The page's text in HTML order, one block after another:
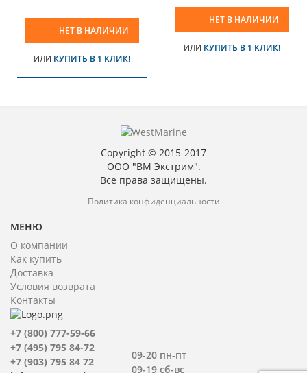
НЕТ В НАЛИЧИИ
ИЛИ КУПИТЬ В 1 КЛИК!
НЕТ В НАЛИЧИИ
ИЛИ КУПИТЬ В 1 КЛИК!
Copyright © 2015-2017
ООО "ВМ Экстрим".
Все права защищены.
Политика конфиденциальности
МЕНЮ
О компании
Как купить
Доставка
Условия возврата
Контакты
+7 (800) 777-59-66
+7 (495) 795 84-72
+7 (903) 795 84 72
09-20 пн-пт
09-19 сб-вс